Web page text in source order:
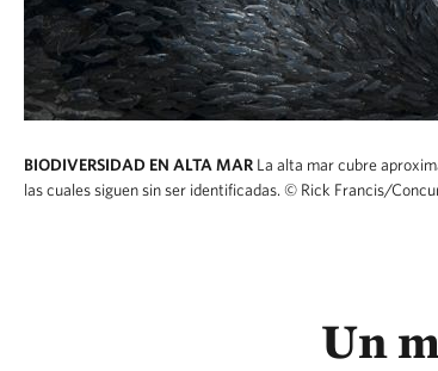
BIODIVERSIDAD EN ALTA MAR La alta mar cubre
las cuales siguen sin ser identificadas. © Rick Francis/
Un